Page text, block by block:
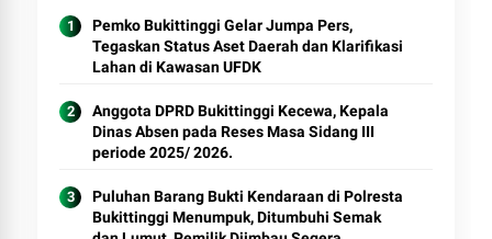
Pemko Bukittinggi Gelar Jumpa Pers,
Tegaskan Status Aset Daerah dan Klarifikasi
Lahan di Kawasan UFDK
Anggota DPRD Bukittinggi Kecewa, Kepala
Dinas Absen pada Reses Masa Sidang III
periode 2025/ 2026.
Puluhan Barang Bukti Kendaraan di Polresta
Bukittinggi Menumpuk, Ditumbuhi Semak